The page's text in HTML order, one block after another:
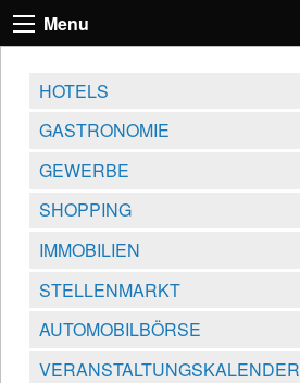
Menu
HOTELS
GASTRONOMIE
GEWERBE
SHOPPING
IMMOBILIEN
STELLENMARKT
AUTOMOBILBÖRSE
VERANSTALTUNGSKALENDER